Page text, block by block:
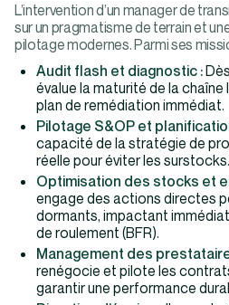
L’intervention d’un manager de
sur un pragmatisme de terrain et
pilotage modernes. Parmi ses
Audit flash et diagnostic :
évalue la maturité de la
plan de remédiation immédiat.
Pilotage S&OP et
capacité de la stratégie de
réelle pour éviter les surstocks.
Optimisation des stocks et
engage des actions directes
dormants, impactant
de roulement (BFR).
Management des
renégocie et pilote les
garantir une performance